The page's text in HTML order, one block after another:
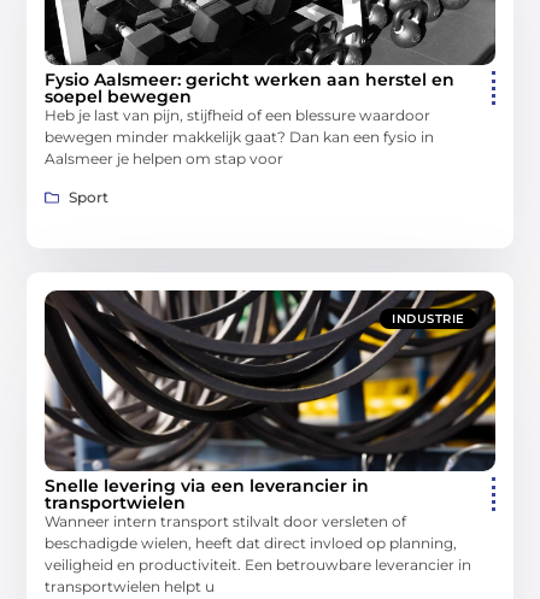
Fysio Aalsmeer: gericht werken aan herstel en
soepel bewegen
Heb je last van pijn, stijfheid of een blessure waardoor
bewegen minder makkelijk gaat? Dan kan een fysio in
Aalsmeer je helpen om stap voor
Sport
INDUSTRIE
Snelle levering via een leverancier in
transportwielen
Wanneer intern transport stilvalt door versleten of
beschadigde wielen, heeft dat direct invloed op planning,
veiligheid en productiviteit. Een betrouwbare leverancier in
transportwielen helpt u